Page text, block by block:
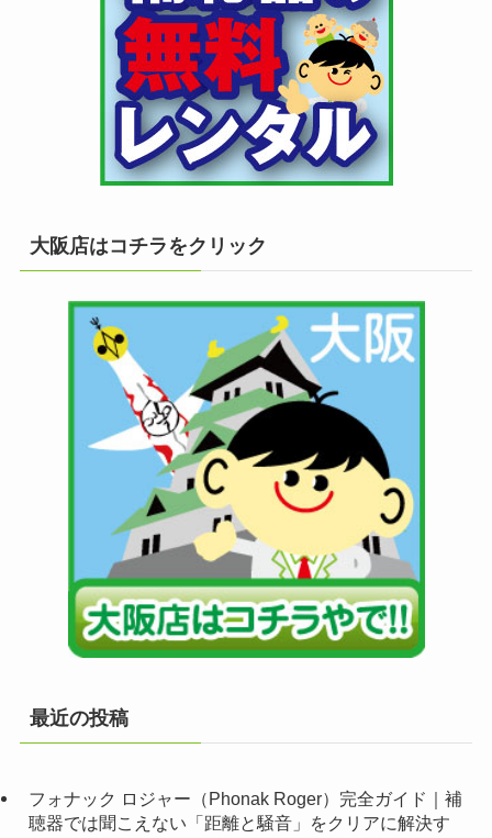
大阪店はコチラをクリック
最近の投稿
フォナック ロジャー（Phonak Roger）完全ガイド｜補
聴器では聞こえない「距離と騒音」をクリアに解決す